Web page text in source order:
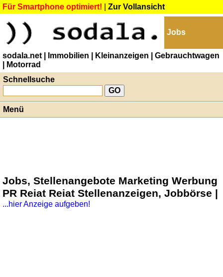
Für Smartphone optimiert! Zur Vollansicht
Jobs
sodala.net | Immobilien | Kleinanzeigen
| Gebrauchtwagen
| Motorrad
Schnellsuche
Menü
Jobs, Stellenangebote Marketing Werbung
PR Reiat Reiat Stellenanzeigen, Jobbörse |
...hier Anzeige aufgeben!